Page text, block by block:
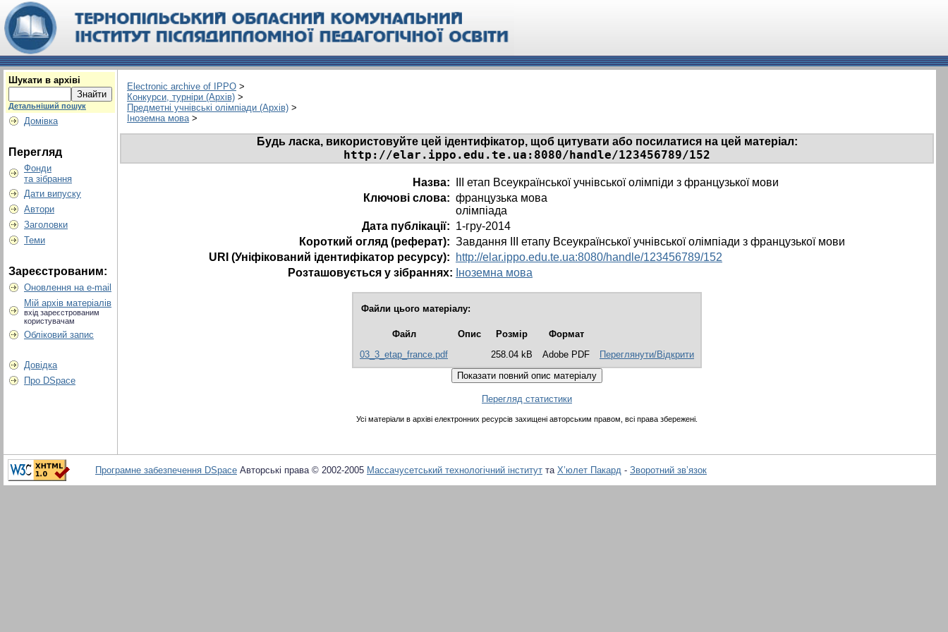
Шукати в архіві
Детальніший пошук
Домівка
Перегляд
Фонди
та зібрання
Дати випуску
Автори
Заголовки
Теми
Зареєстрованим:
Оновлення на e-mail
Мій архів матеріалів
вхід зареєстрованим
користувачам
Обліковий запис
Довідка
Про DSpace
Electronic archive of IPPO >
Конкурси, турніри (Архів) >
Предметні учнівські олімпіади (Архів) >
Іноземна мова>
Будь ласка, використовуйте цей ідентифікатор, щоб цитувати або посилатися на цей матеріал:
http://elar.ippo.edu.te.ua:8080/handle/123456789/152
Назва:
III етап Всеукраїнської учнівської олімпіди з французької мови
Ключові слова: французька мова
олімпіада
Дата публікації: 1-гру-2014
Короткий огляд (реферат): Завдання III етапу Всеукраїнської учнівської олімпіади з французької мови
URI (Уніфікований ідентифікатор ресурсу):
http://elar.ippo.edu.te.ua:8080/handle/123456789/152
Розташовується у зібраннях: Іноземна мова
Файли цього матеріалу:
Файл Опис Розмір
Формат
03_3_etap_france.pdf
258.04 kB Adobe PDF Переглянути/Відкрити
Перегляд статистики
Усі матеріали в архіві електронних ресурсів захищені авторським правом, всі права збережені.
Програмне забезпечення DSpace Авторські права © 2002-2005 Массачусетський технологічний інститут та Х’юлет Пакард - Зворотний зв’язок